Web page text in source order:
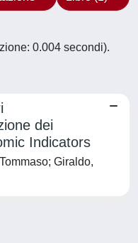
0.004 secondi).
dei
Indicators
Giraldo,